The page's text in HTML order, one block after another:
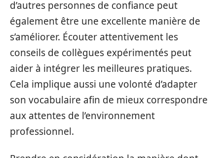
d’autres personnes de confiance peut
également être une excellente manière de
s’améliorer. Écouter attentivement les
conseils de collègues expérimentés peut
aider à intégrer les meilleures pratiques.
Cela implique aussi une volonté d’adapter
son vocabulaire afin de mieux correspondre
aux attentes de l’environnement
professionnel.